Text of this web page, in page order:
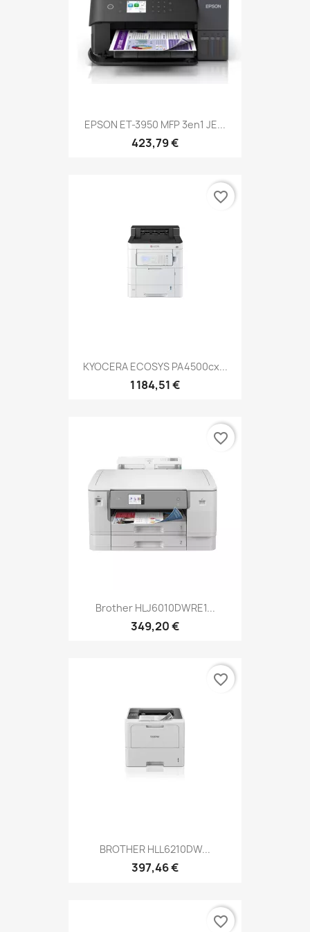
EPSON ET-3950 MFP 3en1 JE...
423,79 €
KYOCERA ECOSYS PA4500cx...
1 184,51 €
favorite_border
Brother HLJ6010DWRE1...
349,20 €
favorite_border
BROTHER HLL6210DW...
397,46 €
favorite_border
favorite_border